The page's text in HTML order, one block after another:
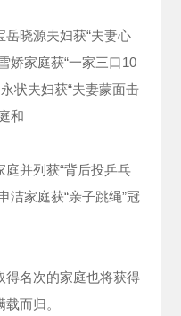
晓源夫妇获“夫妻心
娇家庭获“一家三口10
状夫妇获“夫妻蒙面击
和
并列获“背后投乒乓
洁家庭获“亲子跳绳”冠
名次的家庭也将获得
而归。